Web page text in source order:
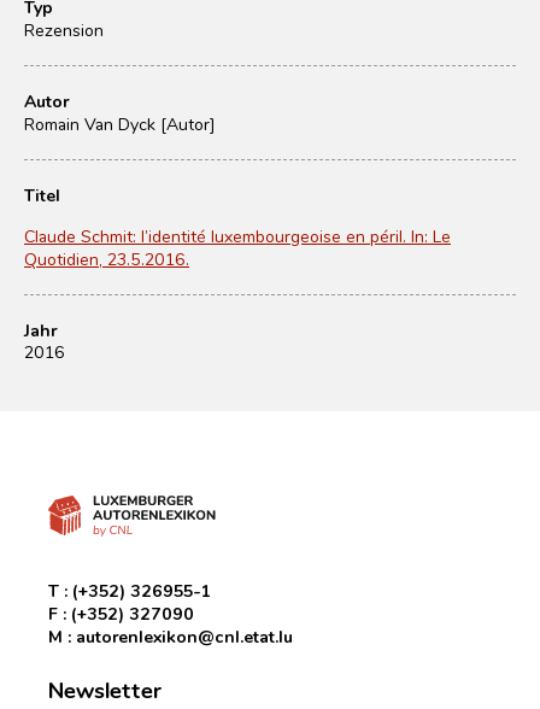
Typ
Rezension
Autor
Romain Van Dyck [Autor]
Titel
Claude Schmit: l’identité luxembourgeoise en péril. In: Le
Quotidien, 23.5.2016.
Jahr
2016
T : (+352) 326955-1
F : (+352) 327090
M : autorenlexikon@cnl.etat.lu
Newsletter